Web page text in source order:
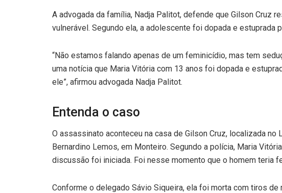
A advogada da família, Nadja Palitot, defende que Gilson Cruz
vulnerável. Segundo ela, a adolescente foi dopada e estuprada
“Não estamos falando apenas de um feminicídio, mas tem
uma notícia que Maria Vitória com 13 anos foi dopada e
ele”, afirmou advogada Nadja Palitot.
Entenda o caso
O assassinato aconteceu na casa de Gilson Cruz, localizada no
Bernardino Lemos, em Monteiro. Segundo a polícia, Maria
discussão foi iniciada. Foi nesse momento que o homem teria
Conforme o delegado Sávio Siqueira, ela foi morta com tiros